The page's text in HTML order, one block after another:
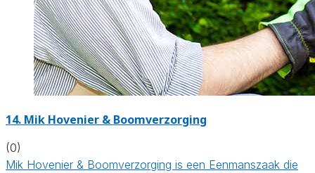
14. Mik Hovenier & Boomverzorging
(0)
Mik Hovenier & Boomverzorging is een Eenmanszaak die